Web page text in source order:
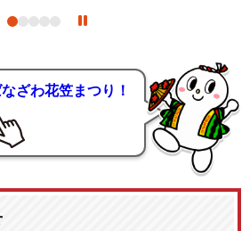
ざわ花笠まつり！